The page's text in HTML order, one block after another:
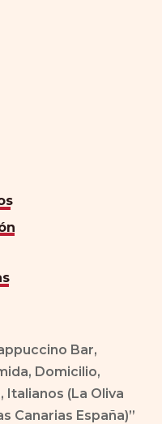
Bar,
Domicilio,
Italianos (La Oliva
Canarias España)”